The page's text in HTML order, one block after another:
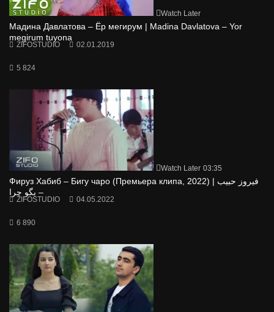
Watch Later
Мадина Давлатова – Ёр мегирум | Madina Davlatova – Yor
megirum tuyona
ZIFOSTUDIO 02.01.2019
5 824
Watch Later 03:35
Фируз Хабиб – Бигу чаро (Премьера клипа, 2022) | فیروز حبیب
– بگو چرا
ZIFOSTUDIO 04.05.2022
6 890